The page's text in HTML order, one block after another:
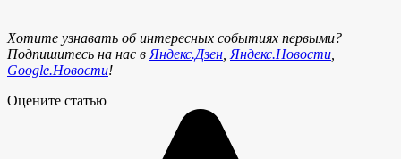
Хотите узнавать об интересных событиях первыми?
Подпишитесь на нас в Яндекс.Дзен Яндекс.Новости
Google.Новости!
Оцените статью